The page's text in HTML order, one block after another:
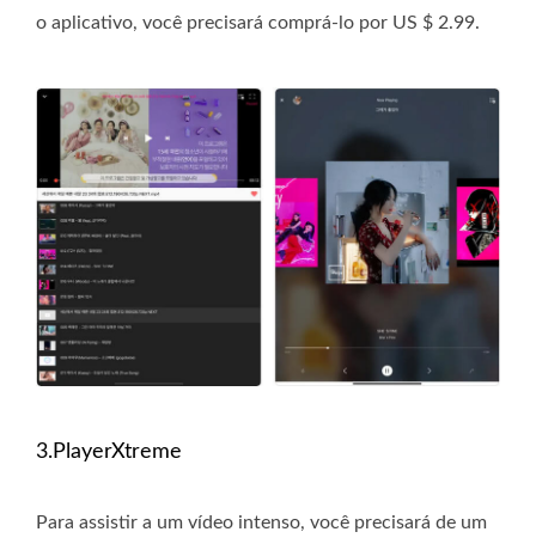
o aplicativo, você precisará comprá-lo por US $ 2.99.
3.PlayerXtreme
Para assistir a um vídeo intenso, você precisará de um